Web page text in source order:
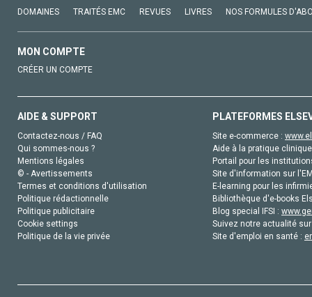
DOMAINES TRAITÉS EMC REVUES LIVRES NOS FORMULES
MON COMPTE
CRÉER UN COMPTE
AIDE & SUPPORT
Contactez-nous / FAQ
Qui sommes-nous ?
Mentions légales
© - Avertissements
Termes et conditions d'utilisation
Politique rédactionnelle
Politique publicitaire
Cookie settings
Politique de la vie privée
PLATEFORMES
Site e-commerce :
Aide à la pratique
Portail pour les
Site d'information sur
E-learning pour les
Bibliothèque d'e-books
Blog special IFSI :
Suivez notre actualité
Site d'emploi en santé :